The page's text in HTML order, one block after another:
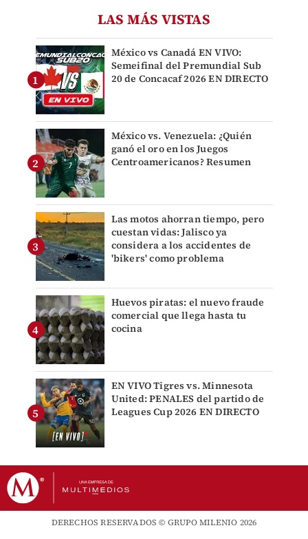
LAS MÁS VISTAS
México vs Canadá EN VIVO:
Semeifinal del Premundial Sub
20 de Concacaf 2026 EN DIRECTO
México vs. Venezuela: ¿Quién
ganó el oro en los Juegos
Centroamericanos? Resumen
Las motos ahorran tiempo, pero
cuestan vidas: Jalisco ya
considera a los accidentes de
'bikers' como problema
Huevos piratas: el nuevo fraude
comercial que llega hasta tu
cocina
EN VIVO Tigres vs. Minnesota
United: PENALES del partido de
Leagues Cup 2026 EN DIRECTO
DERECHOS RESERVADOS © GRUPO MILENIO 2026